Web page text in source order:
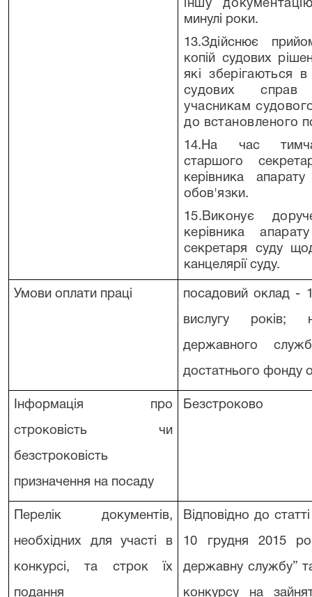
іншу
минулі роки.
13.Здійснює
копій судових
які зберігаються
судових
учасникам
до встановленого
14.На час
старшого
керівника
обов'язки.
15.Виконує
керівника
секретаря суду
канцелярії суду.
Умови оплати праці посадовий оклад -
вислугу років;
державного
достатнього фонду
Інформація про
строковість чи
безстроковість
призначення на посаду
Безстроково
Перелік документів,
необхідних для участі в
конкурсі, та строк їх
подання
Відповідно до
10 грудня 2015
державну службу”
конкурсу на